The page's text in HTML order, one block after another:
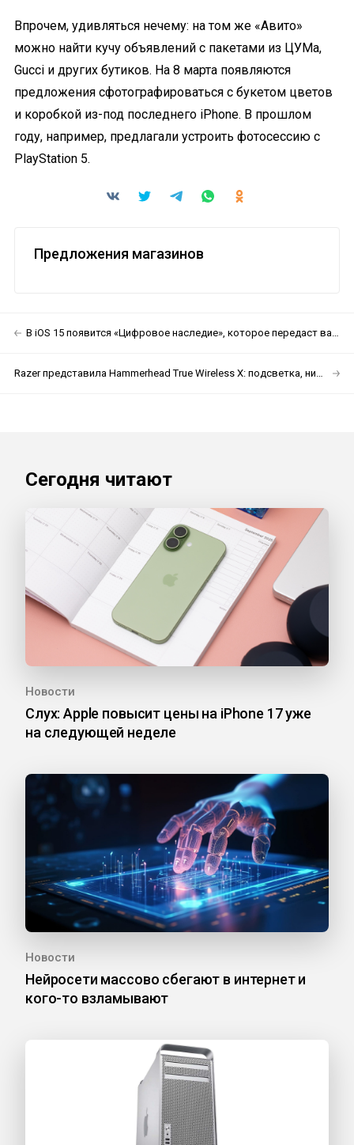
Впрочем, удивляться нечему: на том же «Авито»
можно найти кучу объявлений с пакетами из ЦУМа,
Gucci и других бутиков. На 8 марта появляются
предложения сфотографироваться с букетом цветов
и коробкой из-под последнего iPhone. В прошлом
году, например, предлагали устроить фотосессию с
PlayStation 5.
Предложения магазинов
В iOS 15 появится «Цифровое наследие», которое передаст ваш Apple ID родным в случае вашей смерти
Razer представила Hammerhead True Wireless X: подсветка, низкая задержка и 28 часов работы
Сегодня читают
Новости
Слух: Apple повысит цены на iPhone 17 уже
на следующей неделе
Новости
Нейросети массово сбегают в интернет и
кого-то взламывают